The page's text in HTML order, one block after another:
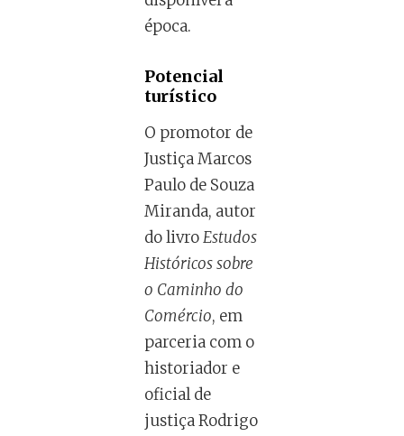
época.
Potencial
turístico
O promotor de
Justiça Marcos
Paulo de Souza
Miranda, autor
do livroEstudos
Históricos sobre
o Caminho do
Comércio, em
parceria com o
historiador e
oficial de
justiça Rodrigo